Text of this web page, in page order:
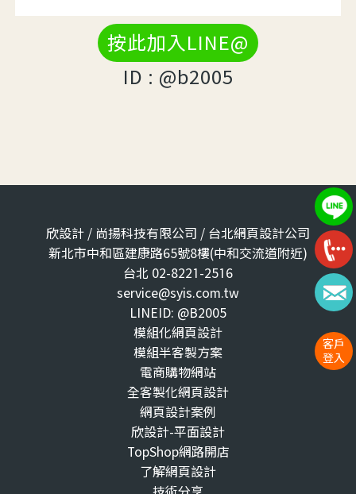
客戶
登入
按此加入LINE@
ID : @b2005
欣設計 / 尚揚科技有限公司 / 台北網頁設計公司
新北市中和區建康路65號8樓(中和交流道附近)
台北 02-8221-2516
service@syis.com.tw
LINEID: @B2005
模組化網頁設計
模組半客製方案
電商購物網站
全客製化網頁設計
網頁設計案例
欣設計-平面設計
TopShop網路開店
了解網頁設計